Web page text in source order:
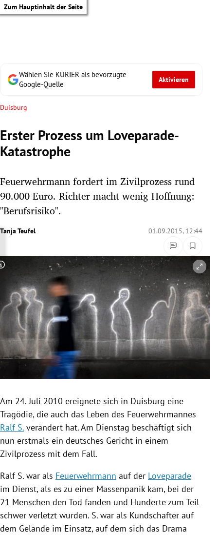
Zum Hauptinhalt der Seite
Untermenü
Untermenü
Untermenü
Untermenü
Untermenü
Untermenü
Untermenü
Wählen Sie KURIER als bevorzugte
Google-Quelle
Aktivieren
Duisburg
Erster Prozess um Loveparade-
Katastrophe
Feuerwehrmann fordert im Zivilprozess rund
90.000 Euro. Richter macht wenig Hoffnung:
"Berufsrisiko".
Tanja Teufel 01.09.2015, 12:44
Copyright-Hinweis öffnen/schließen
Am 24. Juli 2010 ereignete sich in Duisburg eine
Tragödie, die auch das Leben des Feuerwehrmannes
Ralf S. verändert hat. Am Dienstag beschäftigt sich
nun erstmals ein deutsches Gericht in einem
Zivilprozess mit dem Fall.
Ralf S. war als Feuerwehrmann auf der Loveparade
im Dienst, als es zu einer Massenpanik kam, bei der
21 Menschen den Tod fanden und Hunderte zum Teil
schwer verletzt wurden. S. war als Kundschafter auf
dem Gelände im Einsatz, auf dem sich das Drama